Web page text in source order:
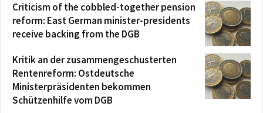
Criticism of the cobbled-together pension
reform: East German minister-presidents
receive backing from the DGB
Kritik an der zusammengeschusterten
Rentenreform: Ostdeutsche
Ministerpräsidenten bekommen
Schützenhilfe vom DGB